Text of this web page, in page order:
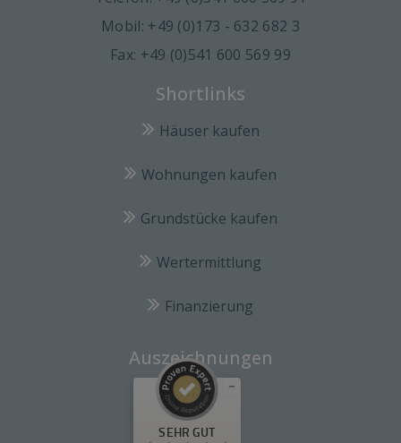
Mobil: +49 (0)173 - 632 682 3
Fax: +49 (0)541 600 569 99
Shortlinks
Häuser kaufen
Wohnungen kaufen
Grundstücke kaufen
Wertermittlung
Finanzierung
Auszeichnungen
SEHR GUT
Kundenbewertungen und Erfahrungen zu
Blankenburg Immobilien